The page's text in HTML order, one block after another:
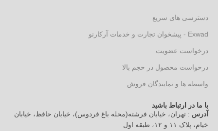
دسترسی های سریع
Exwad - پیشخوان تجارت و خدمات آرکارنو
درخواست عضویت
درخواست محصول در حجم بالا
واسطه ها و نمایندگان فروش
با ما در ارتباط باشید
آدرس : تهران، خیابان فرشته(محله باغ فردوس)، خیابان حافظ، خیابان
خیام، پلاک ۱۱ و ۱۲، طبقه اول